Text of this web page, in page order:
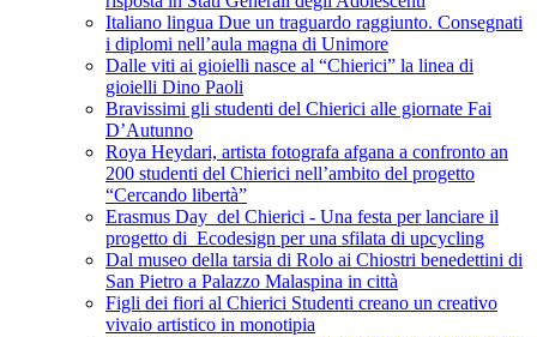
Italiano lingua Due un traguardo raggiunto. Consegnati
i diplomi nell’aula magna di Unimore
Dalle viti ai gioielli nasce al “Chierici” la linea di
gioielli Dino Paoli
Bravissimi gli studenti del Chierici alle giornate Fai
D’Autunno
Roya Heydari, artista fotografa afgana a confronto an
200 studenti del Chierici nell’ambito del progetto
“Cercando libertà”
Erasmus Day del Chierici - Una festa per lanciare il
progetto di Ecodesign per una sfilata di upcycling
Dal museo della tarsia di Rolo ai Chiostri benedettini di
San Pietro a Palazzo Malaspina in città
Figli dei fiori al Chierici Studenti creano un creativo
vivaio artistico in monotipia